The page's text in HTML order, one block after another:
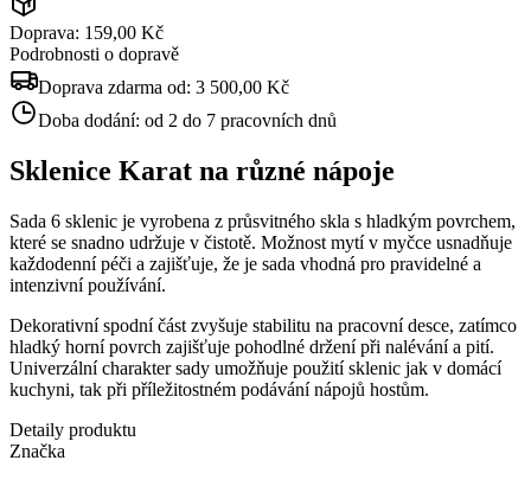
Doprava: 159,00 Kč
Podrobnosti o dopravě
Doprava zdarma od: 3 500,00 Kč
Doba dodání: od 2 do 7 pracovních dnů
Sklenice Karat na různé nápoje
Sada 6 sklenic je vyrobena z průsvitného skla s hladkým povrchem,
které se snadno udržuje v čistotě. Možnost mytí v myčce usnadňuje
každodenní péči a zajišťuje, že je sada vhodná pro pravidelné a
intenzivní používání.
Dekorativní spodní část zvyšuje stabilitu na pracovní desce, zatímco
hladký horní povrch zajišťuje pohodlné držení při nalévání a pití.
Univerzální charakter sady umožňuje použití sklenic jak v domácí
kuchyni, tak při příležitostném podávání nápojů hostům.
Detaily produktu
Značka